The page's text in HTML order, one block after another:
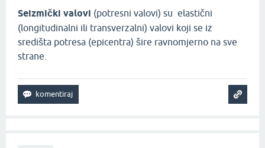
Seizmički valovi (potresni valovi) su elastični
(longitudinalni ili transverzalni) valovi koji se iz
središta potresa (epicentra) šire ravnomjerno na sve
strane.